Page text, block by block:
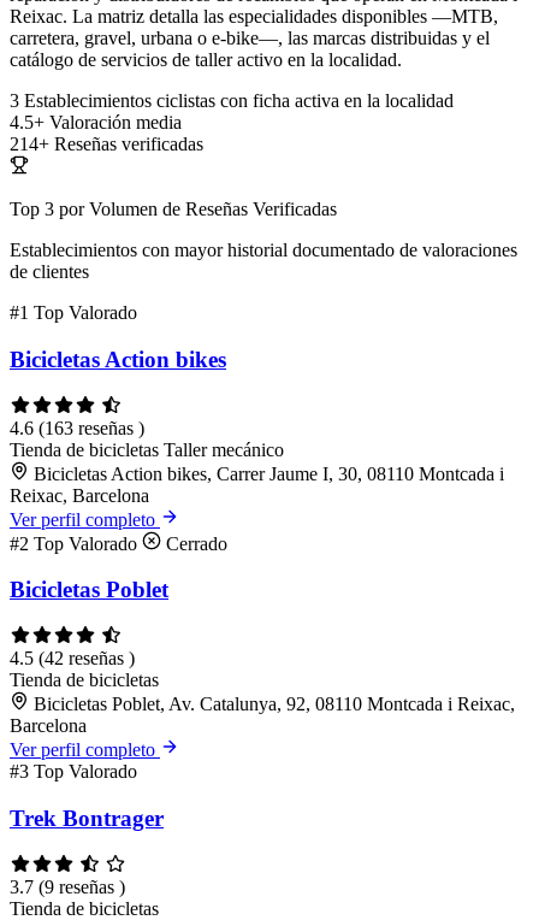
Reixac. La matriz detalla las especialidades disponibles —MTB,
carretera, gravel, urbana o e-bike—, las marcas distribuidas y el
catálogo de servicios de taller activo en la localidad.
3 Establecimientos ciclistas con ficha activa en la localidad
4.5+ Valoración media
214+ Reseñas verificadas
Top 3 por Volumen de Reseñas Verificadas
Establecimientos con mayor historial documentado de valoraciones
de clientes
#1 Top Valorado
Bicicletas Action bikes
4.6 (163 reseñas )
Tienda de bicicletas Taller mecánico
Bicicletas Action bikes, Carrer Jaume I, 30, 08110 Montcada i
Reixac, Barcelona
Ver perfil completo
#2 Top Valorado Cerrado
Bicicletas Poblet
4.5 (42 reseñas )
Tienda de bicicletas
Bicicletas Poblet, Av. Catalunya, 92, 08110 Montcada i Reixac,
Barcelona
Ver perfil completo
#3 Top Valorado
Trek Bontrager
3.7 (9 reseñas )
Tienda de bicicletas